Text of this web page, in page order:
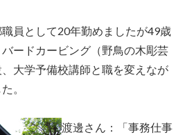
員として20年勤めましたが49歳
ードカービング（野鳥の木彫芸
大学予備校講師と職を変えなが
。
渡邊さん：「事務仕事